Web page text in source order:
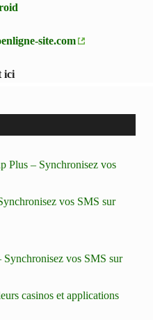
site.com
ici
Plus – Synchronisez vos
vos SMS sur
vos SMS sur
casinos et applications